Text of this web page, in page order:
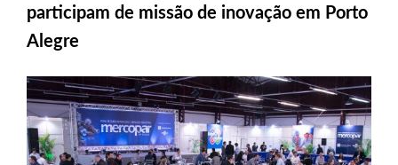
participam de missão de inovação em Porto
Alegre